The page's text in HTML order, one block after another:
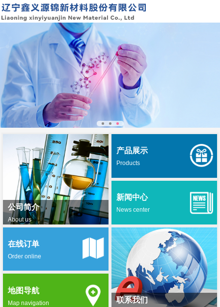
公司简介
About us
产品展示
Products
新闻中心
News center
联系我们
在线订单
Order online
地图导航
Map navigation